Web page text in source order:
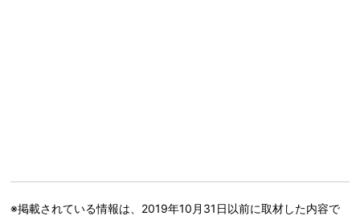
※掲載されている情報は、2019年10月31日以前に取材した内容で